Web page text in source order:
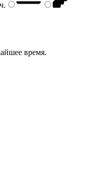
.
время.